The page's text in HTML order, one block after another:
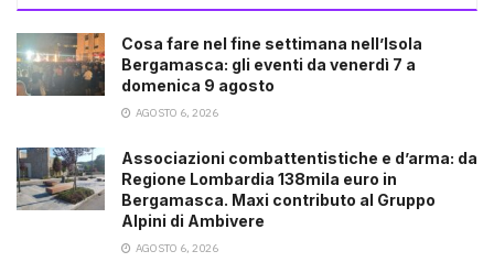
Cosa fare nel fine settimana nell’Isola
Bergamasca: gli eventi da venerdì 7 a
domenica 9 agosto
AGOSTO 6, 2026
Associazioni combattentistiche e d’arma: da
Regione Lombardia 138mila euro in
Bergamasca. Maxi contributo al Gruppo
Alpini di Ambivere
AGOSTO 6, 2026